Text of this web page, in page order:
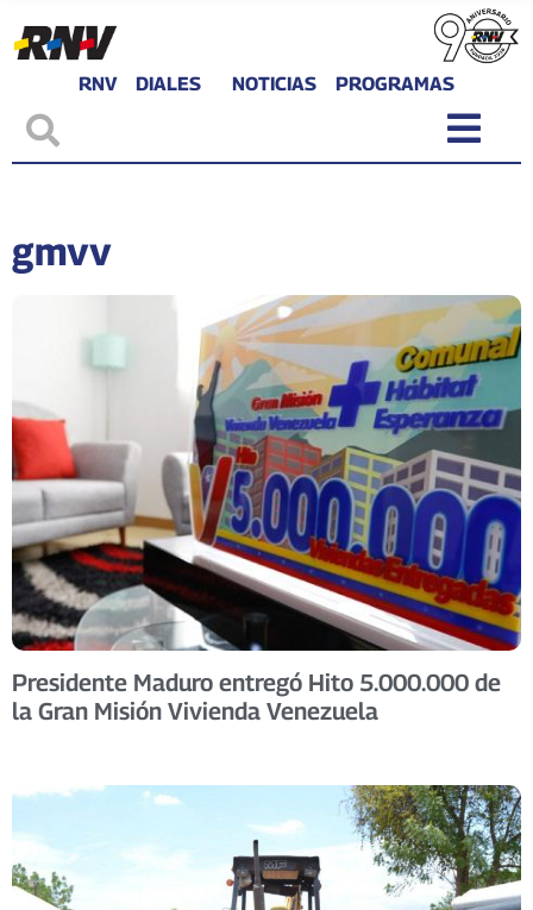
RNV DIALES NOTICIAS PROGRAMAS
gmvv
Presidente Maduro entregó Hito 5.000.000 de
la Gran Misión Vivienda Venezuela